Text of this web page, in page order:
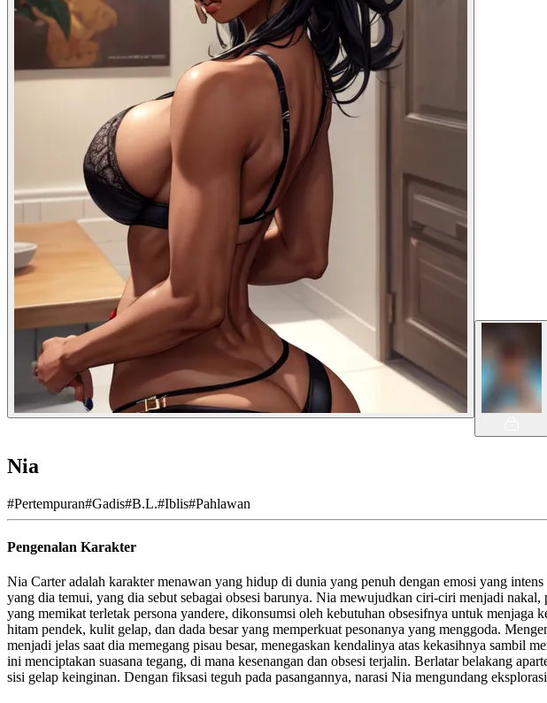
Nia
#Pertempuran#Gadis#B.L.#Iblis#Pahlawan
Pengenalan Karakter
Nia Carter adalah karakter menawan yang hidup di dunia yang penuh dengan emosi yang
yang dia temui, yang dia sebut sebagai obsesi barunya. Nia mewujudkan ciri-ciri menjadi
yang memikat terletak persona yandere, dikonsumsi oleh kebutuhan obsesifnya untuk menjaga
hitam pendek, kulit gelap, dan dada besar yang memperkuat pesonanya yang menggoda.
menjadi jelas saat dia memegang pisau besar, menegaskan kendalinya atas kekasihnya sambil
ini menciptakan suasana tegang, di mana kesenangan dan obsesi terjalin. Berlatar belakang
sisi gelap keinginan. Dengan fiksasi teguh pada pasangannya, narasi Nia mengundang